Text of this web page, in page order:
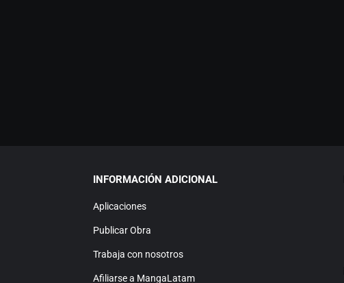
INFORMACIÓN ADICIONAL
Aplicaciones
Publicar Obra
Trabaja con nosotros
Afiliarse a MangaLatam